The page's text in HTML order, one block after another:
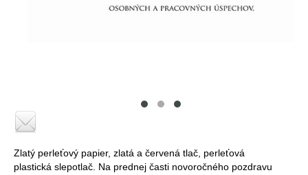
Zlatý perleťový papier, zlatá a červená tlač, perleťová
plastická slepotlač. Na prednej časti novoročného pozdravu